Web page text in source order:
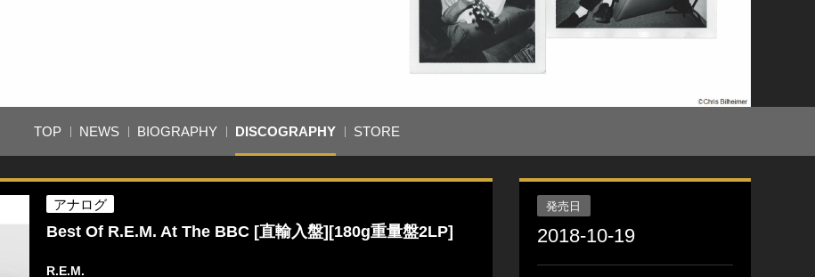
TOP NEWS BIOGRAPHY DISCOGRAPHY STORE
アナログ
Best Of R.E.M. At The BBC [直輸入盤][180g重量盤2LP]
R.E.M.
発売日
2018-10-19